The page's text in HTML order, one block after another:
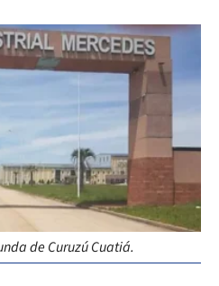
de Curuzú Cuatiá.